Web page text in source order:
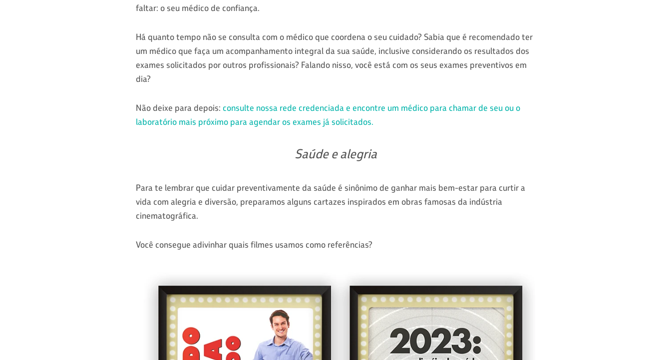
faltar: o seu médico de confiança.
Há quanto tempo não se consulta com o médico que coordena o seu cuidado? Sabia que é recomendado ter
um médico que faça um acompanhamento integral da sua saúde, inclusive considerando os resultados dos
exames solicitados por outros profissionais? Falando nisso, você está com os seus exames preventivos em
dia?
Não deixe para depois: consulte nossa rede credenciada e encontre um médico para chamar de seu ou o
laboratório mais próximo para agendar os exames já solicitados.
Saúde e alegria
Para te lembrar que cuidar preventivamente da saúde é sinônimo de ganhar mais bem-estar para curtir a
vida com alegria e diversão, preparamos alguns cartazes inspirados em obras famosas da indústria
cinematográfica.
Você consegue adivinhar quais filmes usamos como referências?